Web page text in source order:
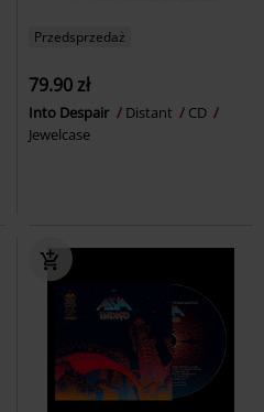
Przedsprzedaż
79.90 zł
Into Despair Distant
CD
Jewelcase